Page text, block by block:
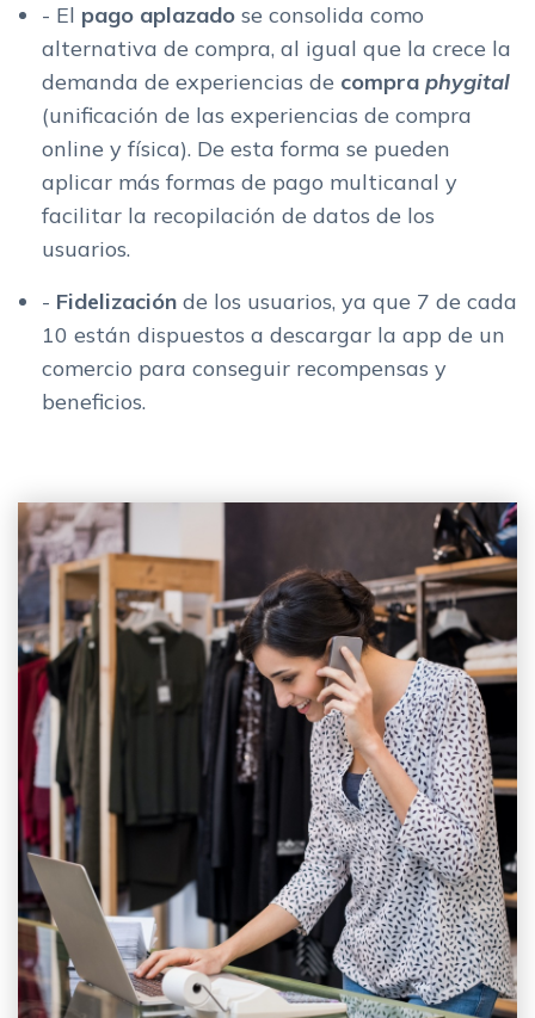
- El pago aplazado se consolida como
alternativa de compra, al igual que la crece la
demanda de experiencias de compra phygital
(unificación de las experiencias de compra
online y física). De esta forma se pueden
aplicar más formas de pago multicanal y
facilitar la recopilación de datos de los
usuarios.
- Fidelización de los usuarios, ya que 7 de cada
10 están dispuestos a descargar la app de un
comercio para conseguir recompensas y
beneficios.